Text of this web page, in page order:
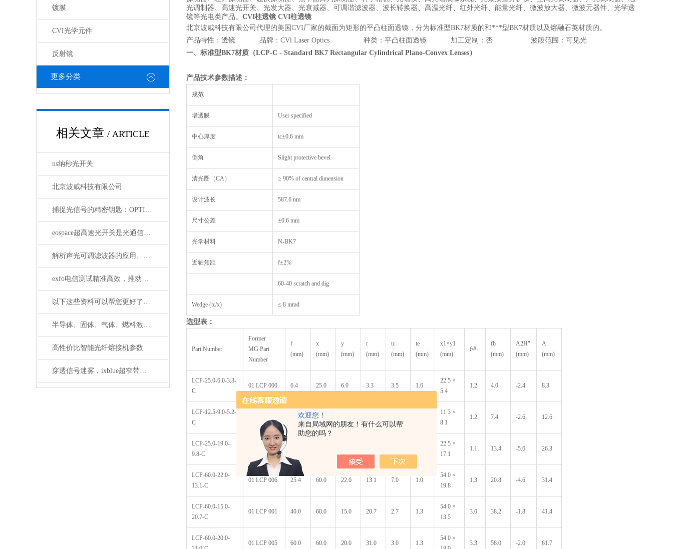
欢迎您！
来自局域网的朋友！有什么可以帮
助您的吗？
镀膜
CVI光学元件
反射镜
更多分类
相关文章 / ARTICLE
ns纳秒光开关
北京波威科技有限公司
捕捉光信号的精密钥匙：OPTILAB光电探测器解析
eospace超高速光开关是光通信领域的革新之作
解析声光可调滤波器的应用、原理以及使用特点
exfo电信测试精准高效，推动通信网络质量新标准
以下这些资料可以帮您更好了解偏振分析仪
半导体、固体、气体、燃料激光器有哪些典型应用？
高性价比智能光纤熔接机参数
穿透信号迷雾，ixblue超窄带宽滤波器如何重塑精密光学通信边界
光调制器、高速光开关、光发大器、光衰减器、可调谐滤波器、波长转换器、高温光纤、红外光纤、能量光纤、微波放大器、微波元器件、光学透
镜等光电类产品。 CVI柱透镜 CVI柱透镜
北京波威科技有限公司代理的美国CVI厂家的截面为矩形的平凸柱面透镜，分为标准型BK7材质的和***型BK7材质以及熔融石英材质的。
产品特性：透镜 品牌：CVl Laser Optics 种类：平凸柱面透镜 加工定制：否 波段范围：可见光
一、标准型BK7材质（LCP-C - Standard BK7 Rectangular Cylindrical Plano-Convex Lenses）
产品技术参数描述：
规范
增透膜 User specified
中心厚度 tc±0.6 mm
倒角 Slight protective bevel
清光圈（CA） ≥ 90% of central dimension
设计波长 587.6 nm
尺寸公差 ±0.6 mm
光学材料 N-BK7
近轴焦距 f±2%
60-40 scratch and dig
Wedge (tc/x) ≤ 8 mrad
选型表：
Part Number
Former
MG Part
Number
f
(mm)
x
(mm)
y
(mm)
r
(mm)
tc
(mm)
te
(mm)
x1×y1
(mm)
f/#
fb
(mm)
A2H"
(mm)
A
(mm)
LCP-25.0-6.0-3.3-
C
01 LCP 000 6.4 25.0 6.0 3.3 3.5 1.6
22.5 ×
5.4
1.2 4.0 -2.4 8.3
LCP-12.5-9.0-5.2-
C
10.0 12.5
11.3 ×
8.1
1.2 7.4 -2.6 12.6
LCP-25.0-19.0-
9.8-C
01 LCP 004
22.5 ×
17.1
1.1 13.4 -5.6 26.3
LCP-60.0-22.0-
13.1-C
01 LCP 006 25.4 60.0 22.0 13.1 7.0 1.0
54.0 ×
19.8
1.3 20.8 -4.6 31.4
LCP-60.0-15.0-
20.7-C
01 LCP 001 40.0 60.0 15.0 20.7 2.7 1.3
54.0 ×
13.5
3.0 38.2 -1.8 41.4
LCP-60.0-20.0-
01 LCP 005 60.0 60.0 20.0 31.0 3.0 1.3
54.0 ×
3.3 58.0 -2.0 61.7